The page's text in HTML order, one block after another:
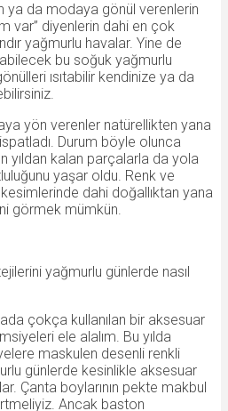
ya da modaya gönül verenlerin
var’’ diyenlerin dahi en çok
yağmurlu havalar. Yine de
bu soğuk yağmurlu
ısıtabilir kendinize ya da
yön verenler natürellikten yana
Durum böyle olunca
yıldan kalan parçalarla da yola
yaşar oldu. Renk ve
dahi doğallıktan yana
görmek mümkün.
yağmurlu günlerde nasıl
çokça kullanılan bir aksesuar
ele alalım. Bu yılda
maskulen desenli renkli
günlerde kesinlikle aksesuar
Çanta boylarının pekte makbul
Ancak baston